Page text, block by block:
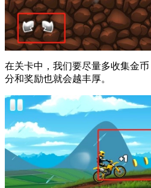
在关卡中，我们要尽量多收集金
分和奖励也就会越丰厚。